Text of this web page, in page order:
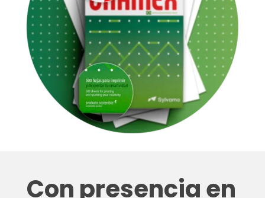
Con presencia en